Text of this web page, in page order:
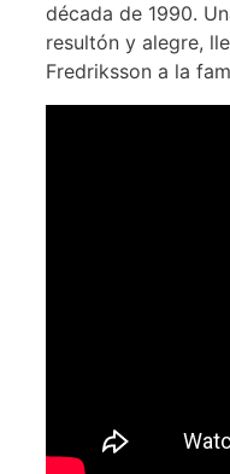
década de 1990.
resultón y alegre,
Fredriksson a la